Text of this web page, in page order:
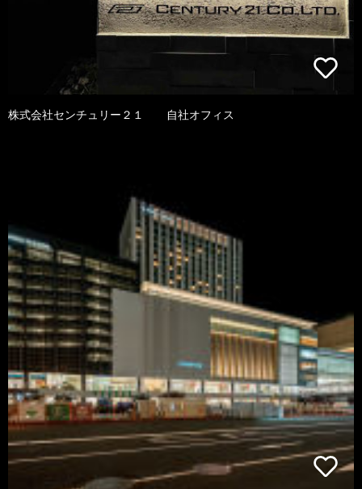
株式会社センチュリー２１ 自社オフィス